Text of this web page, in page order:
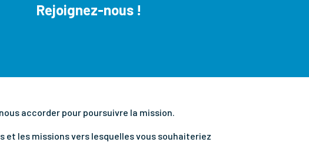
Rejoignez-nous !
accorder pour poursuivre la mission.
les missions vers lesquelles vous souhaiteriez